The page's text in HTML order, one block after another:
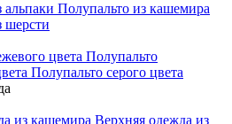
альпаки Полупальто из кашемира
шерсти
цвета Полупальто
Полупальто серого цвета
из кашемира Верхняя одежда из